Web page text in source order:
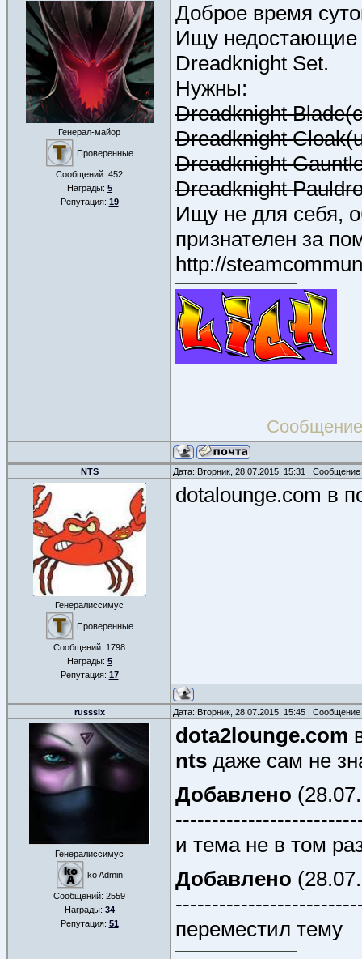
Генерал-майор
Проверенные
Сообщений: 452
Награды: 5
Репутация: 19
Доброе время
Ищу недостающие
Dreadknight Set.
Нужны:
Dreadknight
Dreadknight
Dreadknight
Dreadknight
Ищу не для себя,
признателен за
http://
NTS Дата: Вторник, 28.07.2015, 15:31 |
Генералиссимус
Проверенные
Сообщений: 1798
Награды: 5
Репутация: 17
dotalounge.com в
russsix Дата: Вторник, 28.07.2015, 15:45 |
Генералиссимус
ko Admin
Сообщений: 2559
Награды: 34
Репутация: 51
dota2lounge.com
nts даже сам не
Добавлено
и тема не в том
Добавлено
переместил тему